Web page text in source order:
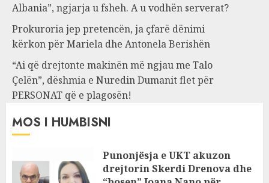
Albania”, ngjarja u fsheh. A u vodhën serverat?
Prokuroria jep pretencën, ja çfarë dënimi
kërkon për Mariela dhe Antonela Berishën
“Ai që drejtonte makinën më ngjau me Talo
Çelën”, dëshmia e Nuredin Dumanit flet për
PERSONAT që e plagosën!
MOS I HUMBISNI
Punonjësja e UKT akuzon
drejtorin Skerdi Drenova dhe